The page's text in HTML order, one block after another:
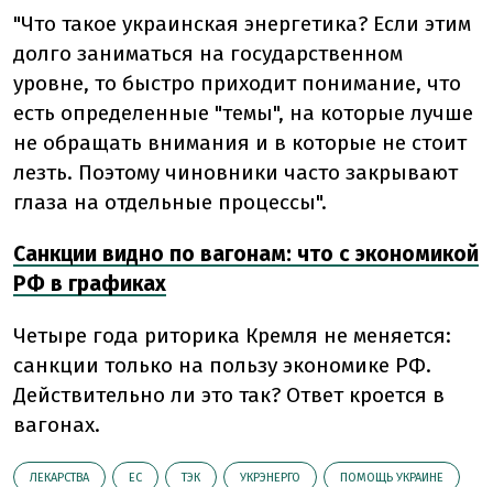
"Что такое украинская энергетика? Если этим
долго заниматься на государственном
уровне, то быстро приходит понимание, что
есть определенные "темы", на которые лучше
не обращать внимания и в которые не стоит
лезть. Поэтому чиновники часто закрывают
глаза на отдельные процессы".
Санкции видно по вагонам: что с экономикой
РФ в графиках
Четыре года риторика Кремля не меняется:
санкции только на пользу экономике РФ.
Действительно ли это так? Ответ кроется в
вагонах.
ЛЕКАРСТВА ЕС ТЭК УКРЭНЕРГО ПОМОЩЬ УКРАИНЕ